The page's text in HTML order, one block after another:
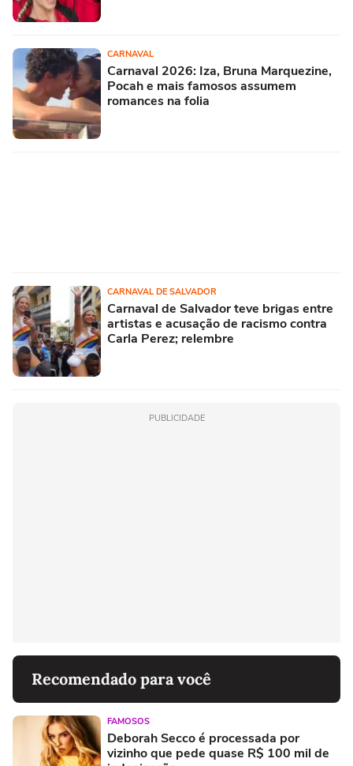
CARNAVAL
Carnaval 2026: Iza, Bruna Marquezine,
Pocah e mais famosos assumem
romances na folia
CARNAVAL DE SALVADOR
Carnaval de Salvador teve brigas entre
artistas e acusação de racismo contra
Carla Perez; relembre
PUBLICIDADE
Recomendado para você
FAMOSOS
Deborah Secco é processada por
vizinho que pede quase R$ 100 mil de